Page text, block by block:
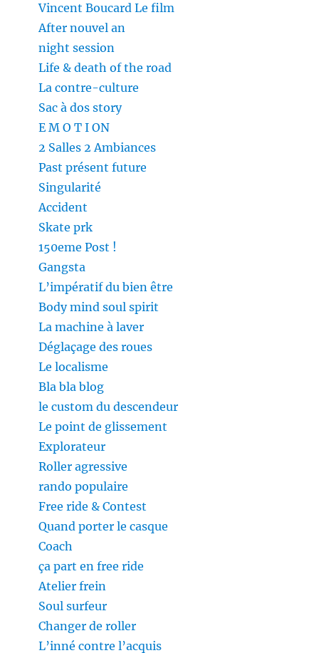
Vincent Boucard Le film
After nouvel an
night session
Life & death of the road
La contre-culture
Sac à dos story
E M O T I ON
2 Salles 2 Ambiances
Past présent future
Singularité
Accident
Skate prk
150eme Post !
Gangsta
L’impératif du bien être
Body mind soul spirit
La machine à laver
Déglaçage des roues
Le localisme
Bla bla blog
le custom du descendeur
Le point de glissement
Explorateur
Roller agressive
rando populaire
Free ride & Contest
Quand porter le casque
Coach
ça part en free ride
Atelier frein
Soul surfeur
Changer de roller
L’inné contre l’acquis